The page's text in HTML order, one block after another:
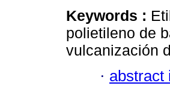
Keywords :
polietileno de
vulcanización
· abstract